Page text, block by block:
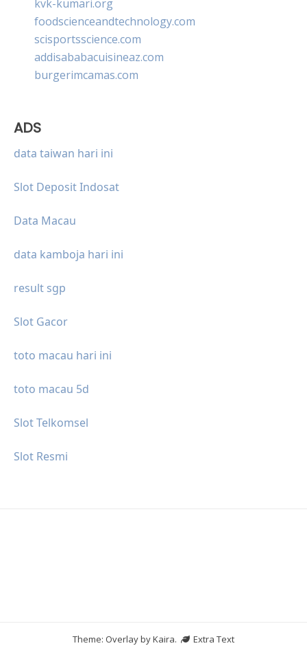
kvk-kumari.org
foodscienceandtechnology.com
scisportsscience.com
addisababacuisineaz.com
burgerimcamas.com
ADS
data taiwan hari ini
Slot Deposit Indosat
Data Macau
data kamboja hari ini
result sgp
Slot Gacor
toto macau hari ini
toto macau 5d
Slot Telkomsel
Slot Resmi
Theme: Overlay byKaira.
Extra Text